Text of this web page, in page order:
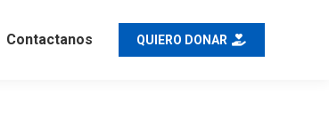
Contactanos QUIERO DONAR